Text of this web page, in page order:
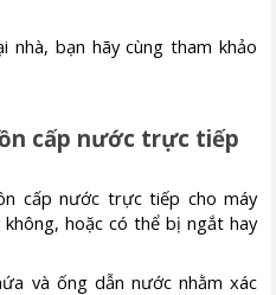
bạn hãy cùng tham khảo
cấp nước trực tiếp
cấp nước trực tiếp cho máy
hoặc có thể bị ngắt hay
và ống dẫn nước nhằm xác